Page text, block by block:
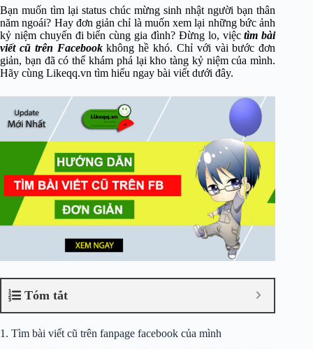
Bạn muốn tìm lại status chúc mừng sinh nhật người bạn thân
năm ngoái? Hay đơn giản chỉ là muốn xem lại những bức ảnh
kỷ niệm chuyến đi biển cùng gia đình? Đừng lo, việctìm bài
viết cũ trên Facebookkhông hề khó. Chỉ với vài bước đơn
giản, bạn đã có thể khám phá lại kho tàng kỷ niệm của mình.
Hãy cùng Likeqq.vn tìm hiểu ngay bài viết dưới đây.
Tóm tắt
1. Tìm bài viết cũ trên fanpage facebook của mình